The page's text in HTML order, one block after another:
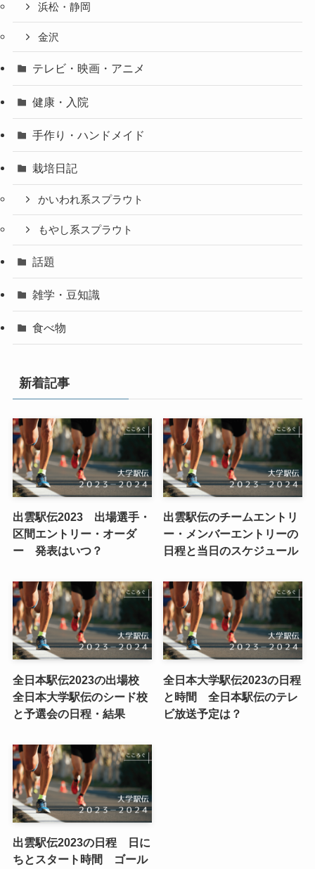
浜松・静岡
金沢
テレビ・映画・アニメ
健康・入院
手作り・ハンドメイド
栽培日記
かいわれ系スプラウト
もやし系スプラウト
話題
雑学・豆知識
食べ物
新着記事
出雲駅伝2023 出場選手・
区間エントリー・オーダ
ー 発表はいつ？
出雲駅伝のチームエントリ
ー・メンバーエントリーの
日程と当日のスケジュール
全日本駅伝2023の出場校
全日本大学駅伝のシード校
と予選会の日程・結果
全日本大学駅伝2023の日程
と時間 全日本駅伝のテレ
ビ放送予定は？
出雲駅伝2023の日程 日に
ちとスタート時間 ゴール